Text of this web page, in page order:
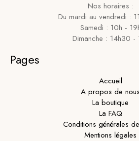
Nos horaires :
Du mardi au vendredi :
Samedi : 10h -
Dimanche : 14h30 -
Pages
Accueil
A propos de nous
La boutique
La FAQ
Conditions générales
Mentions légales